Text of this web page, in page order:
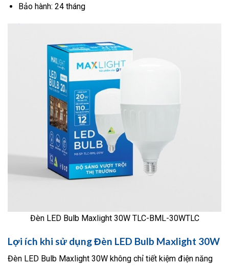
Bảo hành: 24 tháng
Đèn LED Bulb Maxlight 30W TLC-BML-30WTLC
Lợi ích khi sử dụng Đèn LED Bulb Maxlight 30W
Đèn LED Bulb Maxlight 30W không chỉ tiết kiệm điện năng